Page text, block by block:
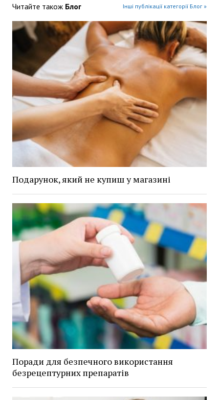
Читайте також Блог Інші публікації категорії Блог »
Подарунок, який не купиш у магазині
Поради для безпечного використання
безрецептурних препаратів